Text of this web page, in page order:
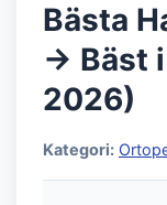
Bästa
→ Bäst
2026)
Kategori: